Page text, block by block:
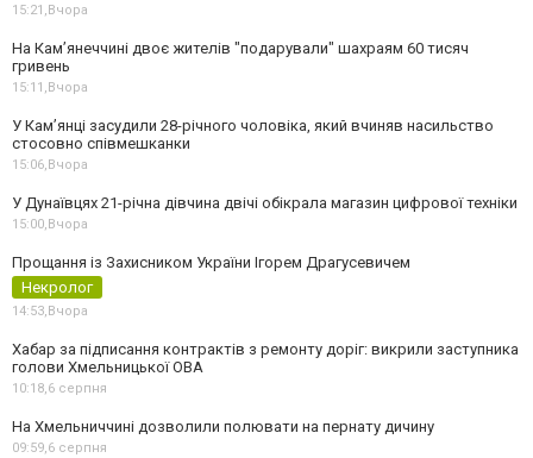
15:21, Вчора
На Камʼянеччині двоє жителів "подарували" шахраям 60 тисяч
гривень
15:11, Вчора
У Камʼянці засудили 28-річного чоловіка, який вчиняв насильство
стосовно співмешканки
15:06, Вчора
У Дунаївцях 21-річна дівчина двічі обікрала магазин цифрової техніки
15:00, Вчора
Прощання із Захисником України Ігорем Драгусевичем
Некролог
14:53, Вчора
Хабар за підписання контрактів з ремонту доріг: викрили заступника
голови Хмельницької ОВА
10:18,6 серпня
На Хмельниччині дозволили полювати на пернату дичину
09:59,6 серпня